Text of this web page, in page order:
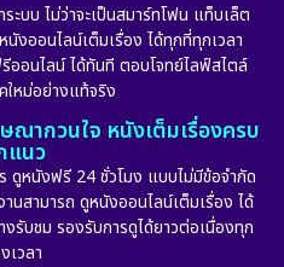
บบ ไม่ว่าจะเป็นสมาร์ทโฟน แท็บเล็ต
งออนไลน์เต็มเรื่อง ได้ทุกที่ทุกเวลา
ออนไลน์ ได้ทันที ตอบโจทย์ไลฟ์สไตล์
ใหม่อย่างแท้จริง
ณากวนใจ หนังเต็มเรื่องครบ
แนว
ดูหนังฟรี 24 ชั่วโมง แบบไม่มีข้อจำกัด
นสามารถ ดูหนังออนไลน์เต็มเรื่อง ได้
รับชม รองรับการดูได้ยาวต่อเนื่องทุก
เวลา